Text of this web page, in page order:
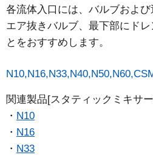
各流体入口には、バルブおよ
エア抜きバルブ、最下部にド
とをおすすめします。
関連製品[スタティックミキサ
N10
N16
N33